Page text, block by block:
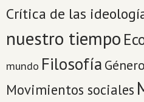
Crítica de las
nuestro tiempo
mundo Filosofía Género
Movimientos sociales